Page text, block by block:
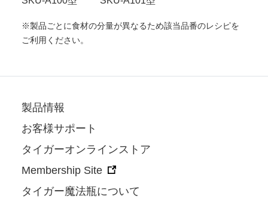
※製品ごとに食材の分量が異なるため該当品番のレシピを
ご利用ください。
製品情報
お客様サポート
タイガーオンラインストア
Membership Site
タイガー魔法瓶について